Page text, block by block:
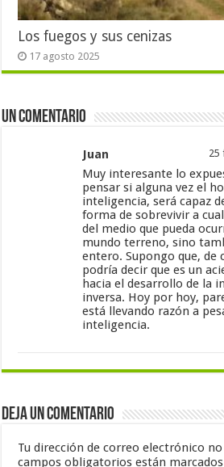
Los fuegos y sus cenizas
17 agosto 2025
Un comentario
Juan 25
Muy interesante lo
pensar si alguna vez el
inteligencia, será capaz
forma de sobrevivir a
del medio que pueda
mundo terreno, sino
entero. Supongo que, de
podría decir que es un
hacia el desarrollo de la
inversa. Hoy por hoy,
está llevando razón a
inteligencia.
Deja un comentario
Tu dirección de correo electrónico
campos obligatorios están